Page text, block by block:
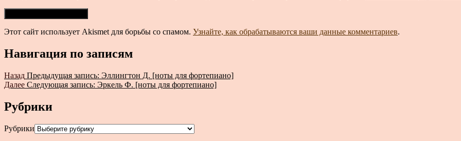
Этот сайт использует Akismet для борьбы со спамом. Узнайте, как обрабатываются ваши данные комментариев.
Навигация по записям
Назад Предыдущая запись: Эллингтон Д. [ноты для фортепиано]
Далее Следующая запись: Эркель Ф. [ноты для фортепиано]
Рубрики
Рубрики